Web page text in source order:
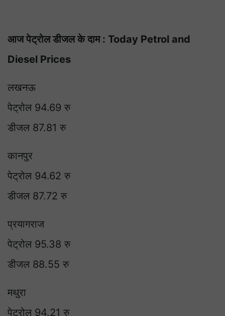
आज पेट्रोल डीजल के दाम : Today Petrol and
Diesel Prices
लखनऊ
पेट्रोल 94.69 रु
डीजल 87.81 रु
कानपुर
पेट्रोल 94.62 रु
डीजल 87.72 रु
प्रयागराज
पेट्रोल 95.38 रु
डीजल 88.55 रु
मथुरा
पेट्रोल 94.21 रु